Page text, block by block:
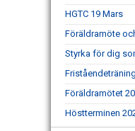
HGTC 19 Mars
Föräldramöte
Styrka för dig
Föräldramötet
Höstterminen